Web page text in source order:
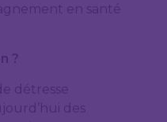
en santé
?
détresse
des